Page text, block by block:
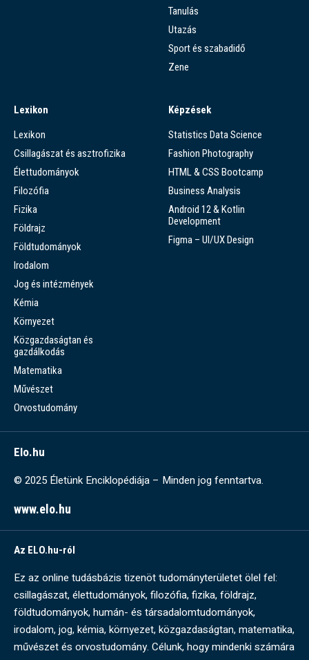
Tanulás
Utazás
Sport és szabadidő
Zene
Lexikon
Lexikon
Csillagászat és asztrofizika
Élettudományok
Filozófia
Fizika
Földrajz
Földtudományok
Irodalom
Jog és intézmények
Kémia
Környezet
Közgazdaságtan és
gazdálkodás
Matematika
Művészet
Orvostudomány
Képzések
Statistics Data Science
Fashion Photography
HTML & CSS Bootcamp
Business Analysis
Android 12 & Kotlin
Development
Figma – UI/UX Design
Elo.hu
© 2025 Életünk Enciklopédiája – Minden jog fenntartva.
www.elo.hu
Az ELO.hu-ról
Ez az online tudásbázis tizenöt tudományterületet ölel fel:
csillagászat, élettudományok, filozófia, fizika, földrajz,
földtudományok, humán- és társadalomtudományok,
irodalom, jog, kémia, környezet, közgazdaságtan, matematika,
művészet és orvostudomány. Célunk, hogy mindenki számára